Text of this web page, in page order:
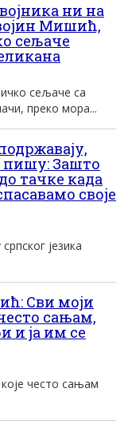
ни на
Мишић,
сељаче
сељаче са
преко мора...
Зашто
тачке када
своје
језика
Сви моји
сањам,
и ја им се
често сањам